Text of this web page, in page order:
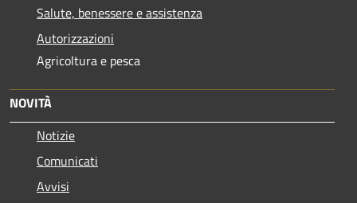
Salute, benessere e assistenza
Autorizzazioni
Agricoltura e pesca
NOVITÀ
Notizie
Comunicati
Avvisi